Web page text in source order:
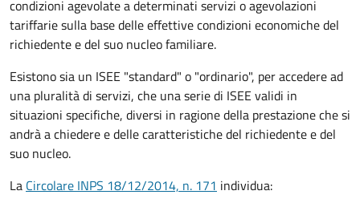
condizioni agevolate a determinati servizi o agevolazioni
tariffarie sulla base delle effettive condizioni economiche del
richiedente e del suo nucleo familiare.
Esistono sia un ISEE "standard" o "ordinario", per accedere ad
una pluralità di servizi, che una serie di ISEE validi in
situazioni specifiche, diversi in ragione della prestazione che si
andrà a chiedere e delle caratteristiche del richiedente e del
suo nucleo.
La Circolare INPS 18/12/2014, n. 171 individua: